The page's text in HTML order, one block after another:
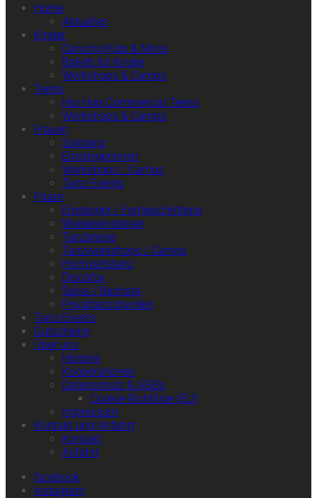
Home
Aktuelles
Kinder
Dancing Kids & Minis
Ballett für Kinder
Workshops & Camps
Teens
Hip Hop-Commercial Teens
Workshops & Camps
Frauen
Solotanz
Einsteigerinnen
Workshops / Camps
Tanz-Events
Paare
Einsteiger / Fortgeschrittene
Wiedereinsteiger
Tanzkreise
Tanzworkshops / Camps
Hochzeitstanz
Discofox
Salsa / Bachata
Privattanzstunden
Tanz-Events
Gutscheine
Über uns
Historie
Kooperationen
Datenschutz & AGBs
Cookie-Richtlinie (EU)
Impressum
Kontakt und Anfahrt
Kontakt
Anfahrt
facebook
Instagram